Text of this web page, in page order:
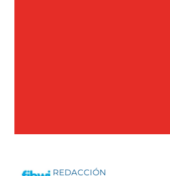
REDACCIÓN